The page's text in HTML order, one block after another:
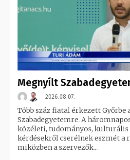
Megnyílt
2026.08.07.
Több száz fiatal érkezett Győrbe a
Szabadegyetemre. A
közéleti, tudományos, kulturális
kérdésekről cserélnek eszmét a
miközben a szervezők...